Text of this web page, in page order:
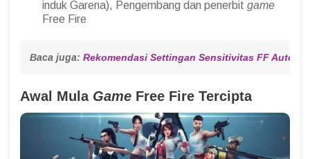
induk Garena), Pengembang dan penerbit game
Free Fire
Baca juga: Rekomendasi Settingan Sensitivitas FF Auto
Awal Mula Game Free Fire Tercipta